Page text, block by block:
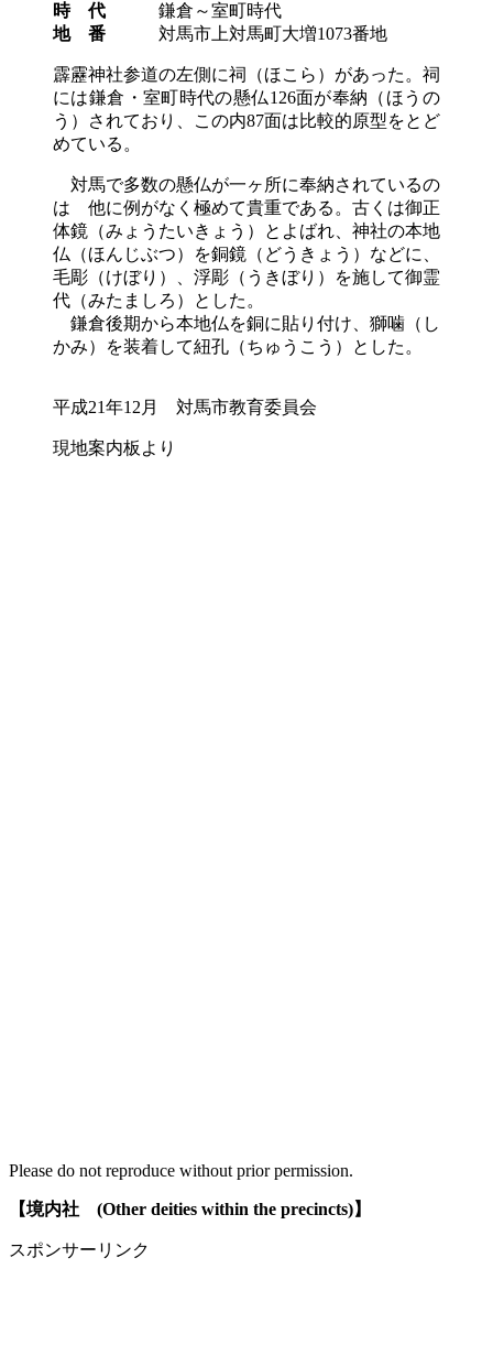
時
代 鎌倉～室町時代
地
番 対馬市上対馬町大増1073番地
霹靂神社参道の左側に祠 （ほこら） があった。祠
には鎌倉・室町時代の懸仏126面が奉納 （ほうの
う）
されており、この内87面は比較的原型をとど
めている。
対馬で多数の懸仏が一ヶ所に奉納されているの
は
他に例がなく極めて貴重である。古くは御正
体鏡 （みょうたいきょう）
とよばれ、神社の本地
仏 （ほんじぶつ） を銅鏡 （どうきょう） などに、
毛彫 （けぼり） 、浮彫 （うきぼり）
を施して御霊
代 （みたましろ）
とした。
鎌倉後期から本地仏を銅に貼り付け、獅噛 （し
かみ）
を装着して紐孔 （ちゅうこう） とした。
平成21年12 月 対馬市教育委員会
現地案内板より
Please do not reproduce without prior permission.
【境内社 (Other deities within the precincts)】
スポンサーリンク